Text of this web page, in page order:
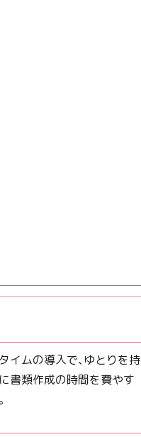
イムの導入で、ゆとりを持
書類作成の時間を費やす